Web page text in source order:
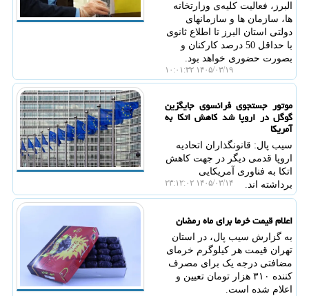
البرز، فعالیت کلیه‌ی وزارتخانه
ها، سازمان ها و سازمانهای
دولتی استان البرز تا اطلاع ثانوی
با حداقل 50 درصد کارکنان و
بصورت حضوری خواهد بود.
۱۴۰۵/۰۳/۱۹ ۱۰:۰۱:۳۲
موتور جستجوی فرانسوی جایگزین
گوگل در اروپا شد کاهش اتکا به
آمریکا
سیب پال: قانونگذاران اتحادیه
اروپا قدمی دیگر در جهت کاهش
اتکا به فناوری آمریکایی
برداشته اند.
۱۴۰۵/۰۳/۱۴ ۲۳:۱۲:۰۲
اعلام قیمت خرما برای ماه رمضان
به گزارش سیب پال، در استان
تهران قیمت هر کیلوگرم خرمای
مضافتی درجه یک برای مصرف
کننده ۳۱۰ هزار تومان تعیین و
اعلام شده است.